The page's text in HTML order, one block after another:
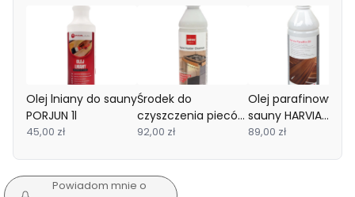
Olej lniany do sauny
PORJUN 1l
45,00 zł
Środek do
czyszczenia pieców
do sauny HARVIA
92,00 zł
Olej parafinowy do
sauny HARVIA
500ml
89,00 zł
Powiadom mnie o